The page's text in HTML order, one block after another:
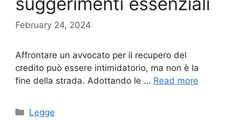
February 24, 2024
Affrontare un avvocato per il recupero del
credito può essere intimidatorio, ma non è la
fine della strada. Adottando le … Read more
Categories
Legge